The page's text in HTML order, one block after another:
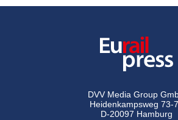
DVV Media Group
Heidenkampsweg 73-
D-20097 Hamburg